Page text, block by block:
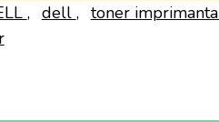
, dell , toner imprimanta